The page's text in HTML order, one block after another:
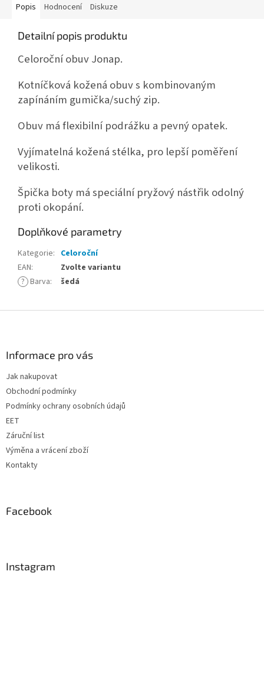
Popis Hodnocení Diskuze
Detailní popis produktu
Celoroční obuv Jonap.
Kotníčková kožená obuv s kombinovaným
zapínáním gumička/suchý zip.
Obuv má flexibilní podrážku a pevný opatek.
Vyjímatelná kožená stélka, pro lepší poměření
velikosti.
Špička boty má speciální pryžový nástřik odolný
proti okopání.
Doplňkové parametry
Kategorie: Celoroční
EAN:
Zvolte variantu
? Barva: šedá
Informace pro vás
Jak nakupovat
Obchodní podmínky
Podmínky ochrany osobních údajů
EET
Záruční list
Výměna a vrácení zboží
Kontakty
Facebook
Instagram